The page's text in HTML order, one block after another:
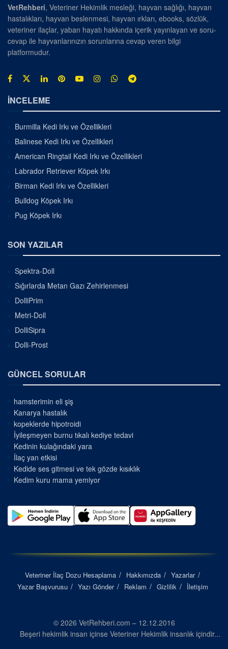
VetRehberi, Veteriner Hekimlik mesleği, hayvan sağlığı, hayvan
hastalıkları, hayvan beslenmesi, hayvan ırkları, ebooks, sözlük,
veteriner ilaçlar, yaban hayatı hakkında içerik yayınlayan ve soru-
cevap ile hayvanlarınızın sorunlarına cevap veren bilgi
platformudur.
İNCELEME
Burmilla Kedi Irkı ve Özellikleri
Balinese Kedi Irkı ve Özellikleri
American Ringtail Kedi Irkı ve Özellikleri
Labrador Retriever Köpek Irkı
Birman Kedi Irkı ve Özellikleri
Bulldog Köpek Irkı
Pug Köpek Irkı
SON YAZILAR
Spektra-Doll
Sığırlarda Metan Gazı Zehirlenmesi
DolliPrim
Metri-Doll
DolliSipra
Dolli-Prost
GÜNCEL SORULAR
hamsterimin eli şiş
Kanarya hastalık
kopeklerde hipotroidi
İyileşmeyen burnu tıkalı kediye tedavi
Kedinin kulağındaki yara
İlaç yan etkisi
Kedide ses gitmesi ve tek gözde kısıklık
Kedim kuru mama yemiyor
Veteriner İlaç Dozu Hesaplama Hakkımızda
Yazarlar
Yazar Başvurusu
Yazı Gönder Reklam Gizlilik İletişim
© 2026 VetRehberi.com – 12.12.2016
Beşeri hekimlik insan içinse Veteriner Hekimlik insanlık içindir...